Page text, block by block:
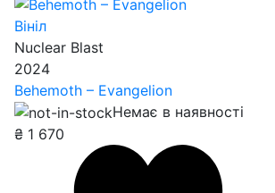
Вініл
Nuclear Blast
2024
Behemoth – Evangelion
Немає в наявності
₴ 1 670